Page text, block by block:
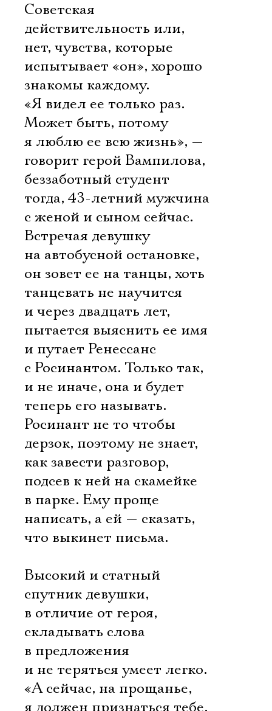
Советская
действительность или,
нет, чувства, которые
испытывает «он», хорошо
знакомы каждому.
«Я видел ее только раз.
Может быть, потому
я люблю ее всю жизнь», —
говорит герой Вампилова,
беззаботный студент
тогда, 43-летний мужчина
с женой и сыном сейчас.
Встречая девушку
на автобусной остановке,
он зовет ее на танцы, хоть
танцевать не научится
и через двадцать лет,
пытается выяснить ее имя
и путает Ренессанс
с Росинантом. Только так,
и не иначе, она и будет
теперь его называть.
Росинант не то чтобы
дерзок, поэтому не знает,
как завести разговор,
подсев к ней на скамейке
в парке. Ему проще
написать, а ей — сказать,
что выкинет письма.
Высокий и статный
спутник девушки,
в отличие от героя,
складывать слова
в предложения
и не теряться умеет легко.
«А сейчас, на прощанье,
я должен признаться тебе,
Электропочта